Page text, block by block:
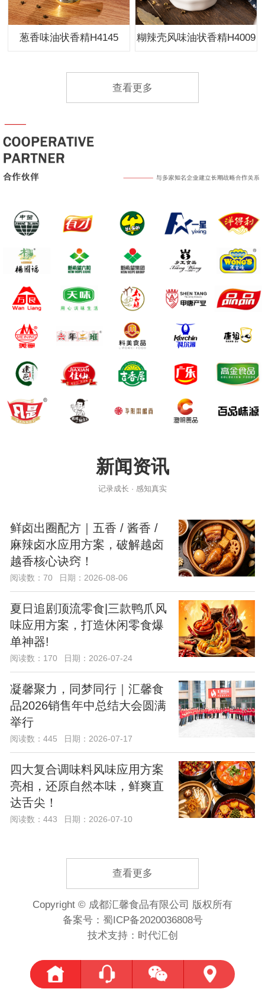
葱香味油状香精H4145 糊辣壳风味油状香精H4009
查看更多
新闻资讯
记录成长 · 感知真实
鲜卤出圈配方｜五香 / 酱香 /
麻辣卤水应用方案，破解越卤
越香核心诀窍！
阅读数：70 日期：2026-08-06
夏日追剧顶流零食|三款鸭爪风
味应用方案，打造休闲零食爆
单神器!
阅读数：170 日期：2026-07-24
凝馨聚力，同梦同行｜汇馨食
品2026销售年中总结大会圆满
举行
阅读数：445 日期：2026-07-17
四大复合调味料风味应用方案
亮相，还原自然本味，鲜爽直
达舌尖！
阅读数：443 日期：2026-07-10
查看更多
Copyright © 成都汇馨食品有限公司 版权所有
备案号： 蜀ICP备2020036808号
技术支持：时代汇创